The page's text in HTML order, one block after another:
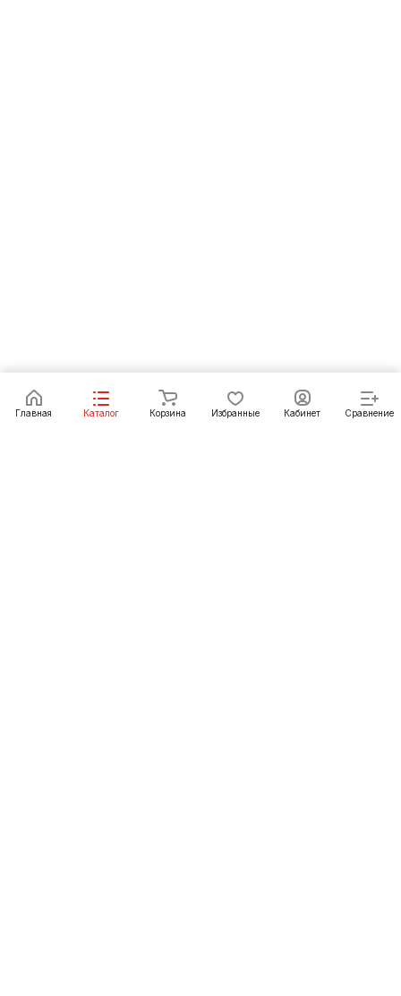
В корзину
Главная Каталог Корзина Избранные Кабинет Сравнение